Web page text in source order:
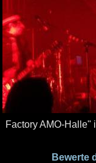
Factory AMO-Halle"
Bewerte